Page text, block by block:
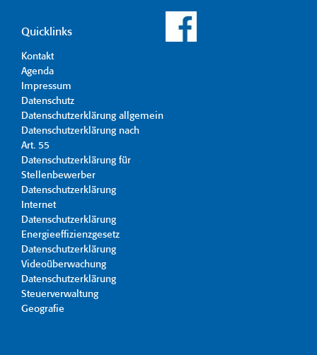
Quicklinks
Kontakt
Agenda
Impressum
Datenschutz
Datenschutzerklärung allgemein
Datenschutzerklärung nach
Art. 55
Datenschutzerklärung für
Stellenbewerber
Datenschutzerklärung
Internet
Datenschutzerklärung
Energieeffizienzgesetz
Datenschutzerklärung
Videoüberwachung
Datenschutzerklärung
Steuerverwaltung
Geografie